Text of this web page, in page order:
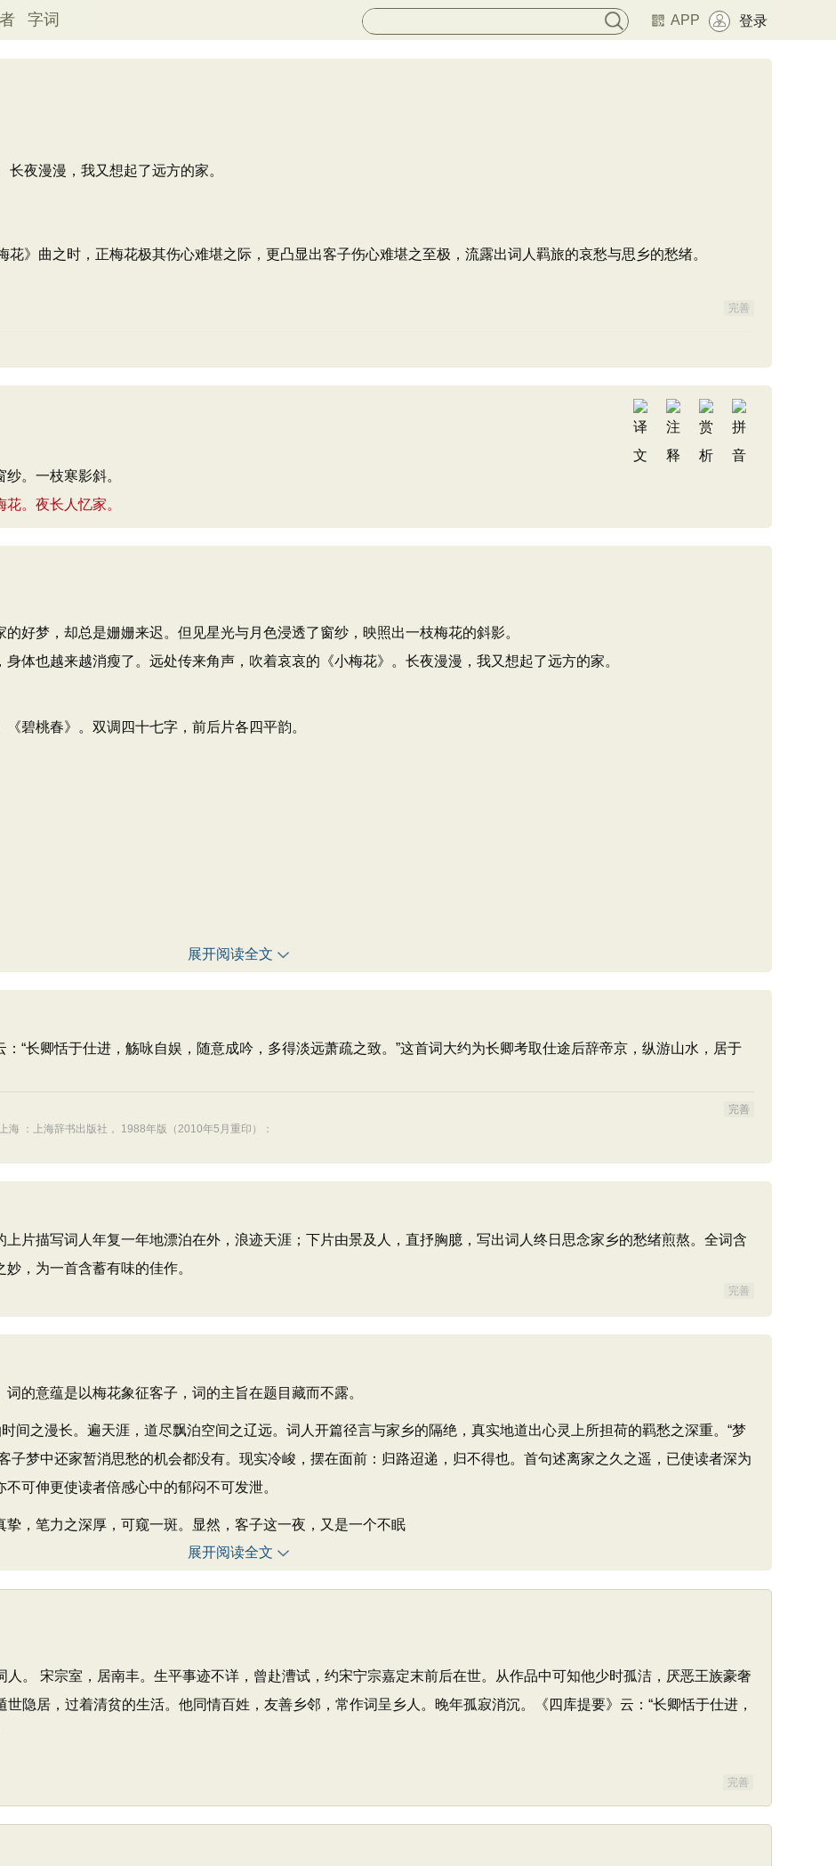
字词 APP 登录
夜漫漫，我又想起了远方的家。
》曲之时，正梅花极其伤心难堪之际，更凸显出客子伤心难堪之至极，流露出词人羁旅的哀愁与思乡的愁绪。
完善
。一枝寒影斜。
。夜长人忆家。
好梦，却总是姗姗来迟。但见星光与月色浸透了窗纱，映照出一枝梅花的斜影。
体也越来越消瘦了。远处传来角声，吹着哀哀的《小梅花》。长夜漫漫，我又想起了远方的家。
碧桃春》。双调四十七字，前后片各四平韵。
展开阅读全文
长卿恬于仕进，觞咏自娱，随意成吟，多得淡远萧疏之致。”这首词大约为长卿考取仕途后辞帝京，纵游山水，居于
完善
海 ：上海辞书出版社， 1988年版（2010年5月重印）：
描写词人年复一年地漂泊在外，浪迹天涯；下片由景及人，直抒胸臆，写出词人终日思念家乡的愁绪煎熬。全词含
，为一首含蓄有味的佳作。
完善
意蕴是以梅花象征客子，词的主旨在题目藏而不露。
之漫长。遍天涯，道尽飘泊空间之辽远。词人开篇径言与家乡的隔绝，真实地道出心灵上所担荷的羁愁之深重。“梦
子梦中还家暂消思愁的机会都没有。现实冷峻，摆在面前：归路迢递，归不得也。首句述离家之久之遥，已使读者深为
可伸更使读者倍感心中的郁闷不可发泄。
笔力之深厚，可窥一斑。显然，客子这一夜，又是一个不眠
展开阅读全文
。 宋宗室，居南丰。生平事迹不详，曾赴漕试，约宋宁宗嘉定末前后在世。从作品中可知他少时孤洁，厌恶王族豪奢
隐居，过着清贫的生活。他同情百姓，友善乡邻，常作词呈乡人。晚年孤寂消沉。《四库提要》云：“长卿恬于仕进，
完善